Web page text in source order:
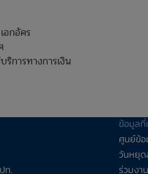
อกอัคร
ริการทางการเงิน
ท.
ข้อมูลที่
ศูนย์ข้
วันหยุด
ร่วมงา